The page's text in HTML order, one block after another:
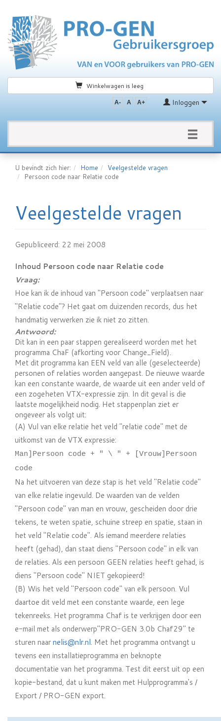
Winkelwagen is leeg
Inloggen
A- A A+
Toggle
U bevindt zich hier: Home
Veelgestelde vragen
Persoon code naar Relatie code
Veelgestelde vragen
Gepubliceerd: 22 mei 2008
Inhoud Persoon code naar Relatie code
Vraag:
Hoe kan ik de inhoud van "Persoon code" verplaatsen naar
"Relatie code"? Het gaat om duizenden records, dus het
handmatig verwerken zie ik niet zo zitten.
Antwoord:
Dit kan in een paar stappen gerealiseerd worden met het
programma ChaF (afkorting voor Change_Field).
Met dit programma kan EEN veld van alle (geselecteerde)
personen of relaties worden aangepast. De nieuwe waarde
kan een constante waarde, de waarde uit een ander veld of
een zogeheten VTX-expressie zijn. In dit geval is die
laatste mogelijkheid nodig. Het stappenplan ziet er
ongeveer als volgt uit:
(A) Vul van elke relatie het veld "relatie code" met de
uitkomst van de VTX expressie:
Man]Persoon code + " \ " + [Vrouw]Persoon
code
Na het uitvoeren van deze stap is het veld "Relatie code"
van elke relatie ingevuld. De waarden van de velden
"Persoon code" van man en vrouw, gescheiden door drie
tekens, te weten spatie, schuine streep en spatie, staan in
het veld "Relatie code". Als iemand meerdere relaties
heeft (gehad), dan staat diens "Persoon code" in elk van
de relaties. Als een persoon GEEN relaties heeft gehad, is
diens "Persoon code" NIET gekopieerd!
(B) Wis het veld "Persoon code" van elk persoon. Vul
daartoe dit veld met een constante waarde, een lege
tekenreeks. Het programma Chaf is te verkrijgen door een
e-mail met als onderwerp"PRO-GEN 3.0b Chaf29" te
sturen naarnelis@nlr.nl. Met het programma ontvangt u
tevens een installatieprogramma en beknopte
documentatie van het programma. Test dit eerst uit op een
kopie-bestand, dat u kunt maken met Hulpprogramma's /
Export / PRO-GEN export.